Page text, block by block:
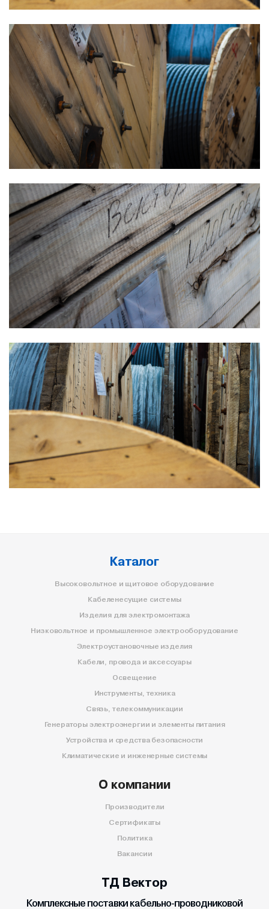
Каталог
Высоковольтное и щитовое оборудование
Кабеленесущие системы
Изделия для электромонтажа
Низковольтное и промышленное электрооборудование
Электроустановочные изделия
Кабели, провода и аксессуары
Освещение
Инструменты, техника
Связь, телекоммуникации
Генераторы электроэнергии и элементы питания
Устройства и средства безопасности
Климатические и инженерные системы
О компании
Производители
Сертификаты
Политика
Вакансии
ТД Вектор
Комплексные поставки кабельно-проводниковой